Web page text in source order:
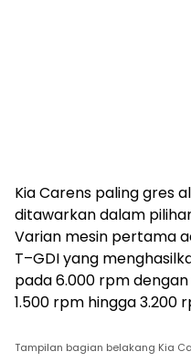
Kia Carens paling gres
ditawarkan dalam
Varian mesin pertama
T–GDI yang
pada 6.000 rpm
1.500 rpm hingga 3.200
Tampilan bagian belakang Kia